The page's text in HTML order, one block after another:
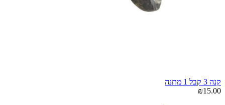
קנה 3 קבל 1 מתנה
₪15.00